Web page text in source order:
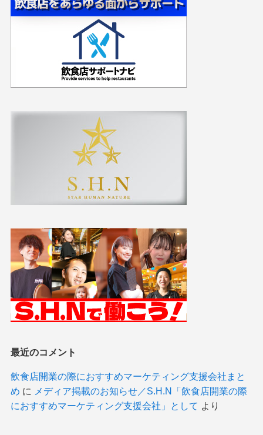
最近のコメント
飲食店開業の際におすすめマーケティング支援会社まと
め に メディア掲載のお知らせ／S.H.N「飲食店開業の際
におすすめマーケティング支援会社」として より